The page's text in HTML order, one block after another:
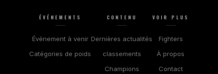
ÉVÉNEMENTS
Événement à venir
Catégories de poids
CONTENU
Dernières actualités
classements
Champions
VOIR PLUS
Fighters
À propos
Contact